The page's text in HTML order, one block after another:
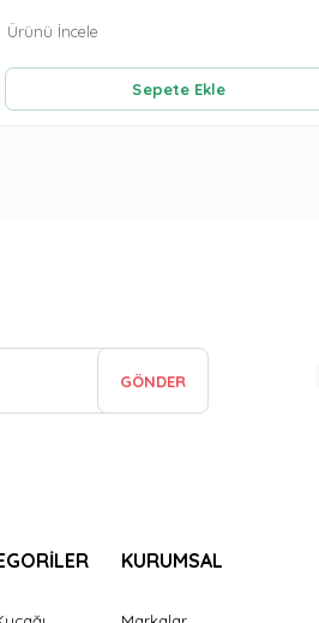
Sepete Ekle
Ürünü İncele
GÖNDER
KURUMSAL